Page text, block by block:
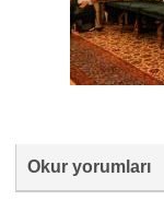
Okur yorumları